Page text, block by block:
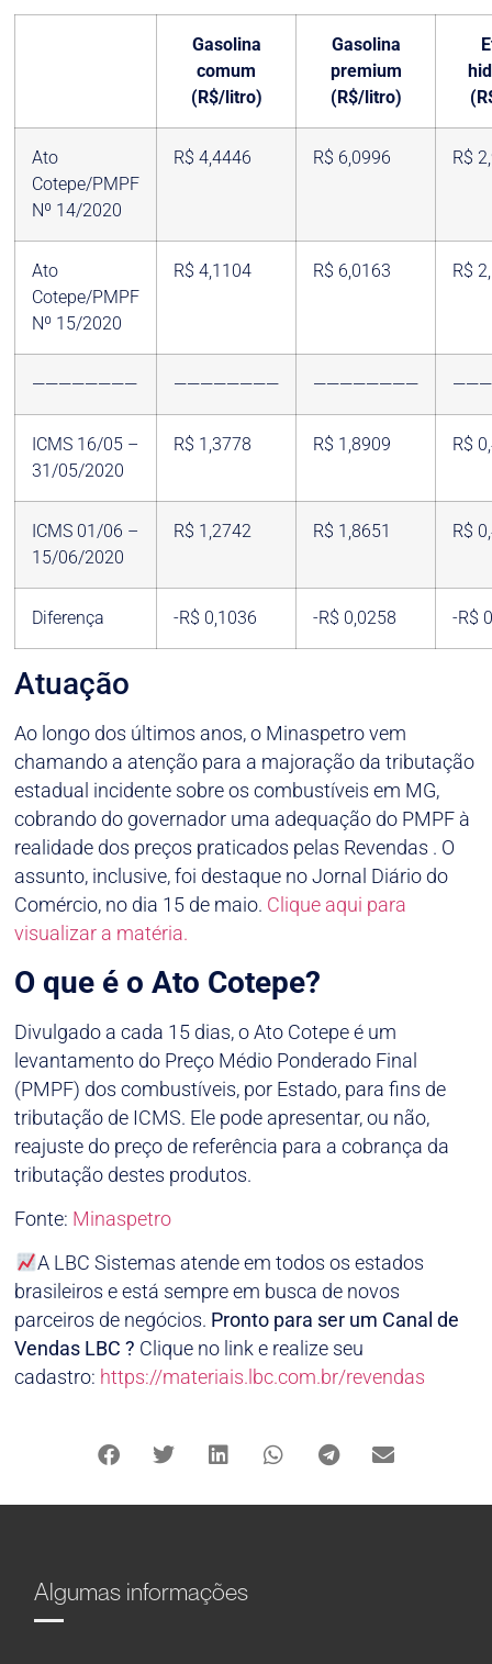
Gasolina
comum
(R$/litro)
Gasolina
premium
(R$/litro)
Ato
Cotepe/PMPF
Nº 14/2020
R$ 4,4446 R$ 6,0996 R$
Ato
Cotepe/PMPF
Nº 15/2020
R$ 4,1104 R$ 6,0163 R$
———————— ———————— ————————
ICMS 16/05 –
31/05/2020
R$ 1,3778 R$ 1,8909 R$
ICMS 01/06 –
15/06/2020
R$ 1,2742 R$ 1,8651 R$
Diferença -R$ 0,1036 -R$ 0,0258 -R$
Atuação
Ao longo dos últimos anos, o Minaspetro vem
chamando a atenção para a majoração da tributação
estadual incidente sobre os combustíveis em MG,
cobrando do governador uma adequação do PMPF à
realidade dos preços praticados pelas Revendas . O
assunto, inclusive, foi destaque no Jornal Diário do
Comércio, no dia 15 de maio. Clique aqui para
visualizar a matéria.
O que é o Ato Cotepe?
Divulgado a cada 15 dias, o Ato Cotepe é um
levantamento do Preço Médio Ponderado Final
(PMPF) dos combustíveis, por Estado, para fins de
tributação de ICMS. Ele pode apresentar, ou não,
reajuste do preço de referência para a cobrança da
tributação destes produtos.
Fonte: Minaspetro
A LBC Sistemas atende em todos os estados
brasileiros e está sempre em busca de novos
parceiros de negócios. Pronto para ser um Canal de
Vendas LBC ? Clique no link e realize seu
cadastro: https://materiais.lbc.com.br/revendas
Algumas informações